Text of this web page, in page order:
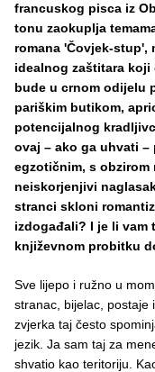
francuskog pisca iz
tonu zaokuplja
romana 'Čovjek-stup',
idealnog zaštitara
bude u crnom odijelu
pariškim butikom,
potencijalnog
ovaj – ako ga uhvati
egzotičnim, s obzirom
neiskorjenjivi
stranci skloni
izdogađali? I je li vam
književnom probitku
Sve lijepo i ružno u
stranac, bijelac, postaje
zvjerka taj često
jezik. Ja sam taj za
shvatio kao teritoriju.